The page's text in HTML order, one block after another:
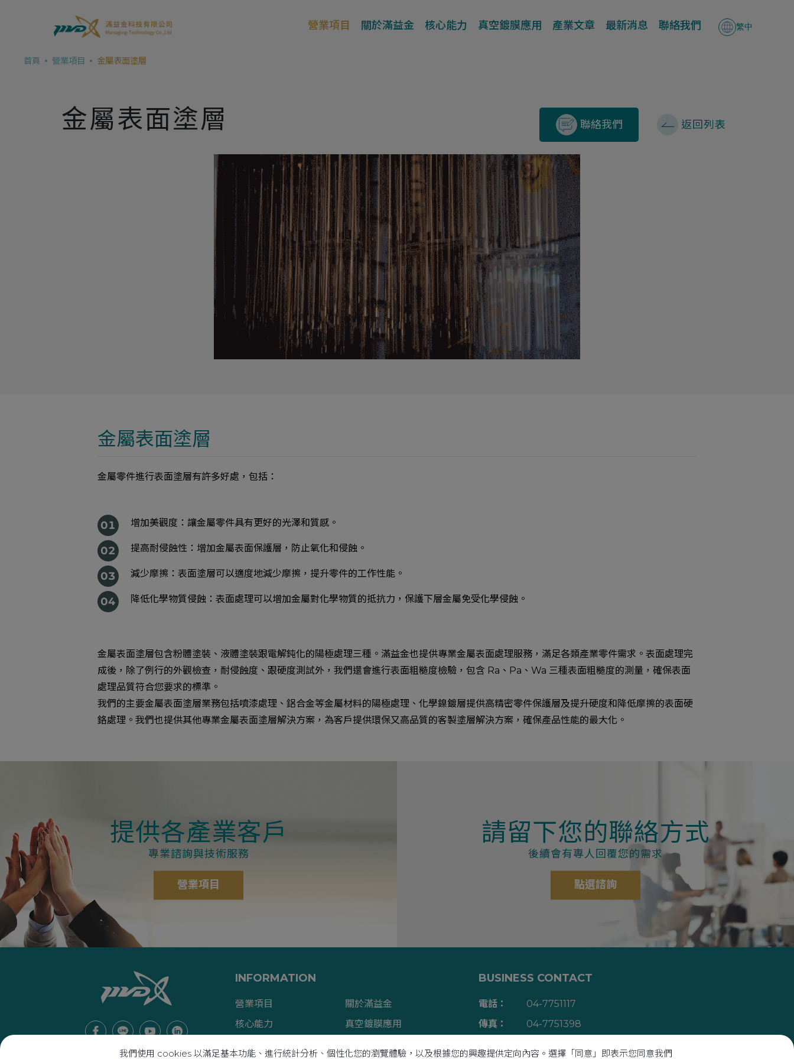
營業項目 關於滿益金 核心能力 真空鍍膜應用 產業文章 最新消息 聯絡我們 繁中
首頁 營業項目 金屬表面塗層
金屬表面塗層 聯絡我們 返回列表
金屬表面塗層
金屬零件進行表面塗層有許多好處，包括：
增加美觀度：讓金屬零件具有更好的光澤和質感。
提高耐侵蝕性：增加金屬表面保護層，防止氧化和侵蝕。
減少摩擦：表面塗層可以適度地減少摩擦，提升零件的工作性能。
降低化學物質侵蝕：表面處理可以增加金屬對化學物質的抵抗力，保護下層金屬免受化學侵蝕。
金屬表面塗層包含粉體塗裝、液體塗裝跟電解鈍化的陽極處理三種。滿益金也提供專業金屬表面處理服務，滿足各類產業零件需求。表面處理完
成後，除了例行的外觀檢查，耐侵蝕度、跟硬度測試外，我們還會進行表面粗糙度檢驗，包含 Ra、Pa、Wa 三種表面粗糙度的測量，確保表面
處理品質符合您要求的標準。
我們的主要金屬表面塗層業務包括噴漆處理、鋁合金等金屬材料的陽極處理、化學鎳鍍層提供高精密零件保護層及提升硬度和降低摩擦的表面硬
鉻處理。我們也提供其他專業金屬表面塗層解決方案，為客戶提供環保又高品質的客製塗層解決方案，確保產品性能的最大化。
提供各產業客戶
專業諮詢與技術服務
營業項目
請留下您的聯絡方式
後續會有專人回覆您的需求
點選諮詢
INFORMATION
營業項目
關於滿益金
核心能力
真空鍍膜應用
BUSINESS CONTACT
電話：
04-7751117
傳真：
04-7751398
我們使用 cookies 以滿足基本功能、進行統計分析、個性化您的瀏覽體驗，以及根據您的興趣提供定向內容。選擇「同意」即表示您同意我們